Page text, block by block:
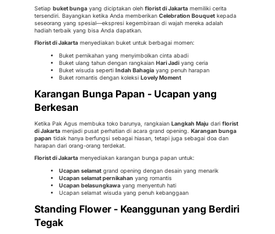
Setiap buket bunga yang diciptakan oleh florist di Jakarta memiliki cerita
tersendiri. Bayangkan ketika Anda memberikan Celebration Bouquet kepada
seseorang yang spesial—ekspresi kegembiraan di wajah mereka adalah
hadiah terbaik yang bisa Anda dapatkan.
Florist di Jakarta menyediakan buket untuk berbagai momen:
Buket pernikahan yang menyimbolkan cinta abadi
Buket ulang tahun dengan rangkaian Hari Jadi yang ceria
Buket wisuda seperti Indah Bahagia yang penuh harapan
Buket romantis dengan koleksi Lovely Moment
Karangan Bunga Papan - Ucapan yang
Berkesan
Ketika Pak Agus membuka toko barunya, rangkaian Langkah Maju dari florist
di Jakarta menjadi pusat perhatian di acara grand opening. Karangan bunga
papan tidak hanya berfungsi sebagai hiasan, tetapi juga sebagai doa dan
harapan dari orang-orang terdekat.
Florist di Jakarta menyediakan karangan bunga papan untuk:
Ucapan selamat grand opening dengan desain yang menarik
Ucapan selamat pernikahan yang romantis
Ucapan belasungkawa yang menyentuh hati
Ucapan selamat wisuda yang penuh kebanggaan
Standing Flower - Keanggunan yang Berdiri
Tegak